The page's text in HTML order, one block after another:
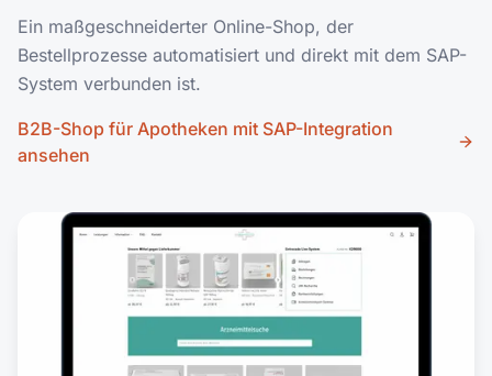
Ein maßgeschneiderter Online-Shop, der
Bestellprozesse automatisiert und direkt mit dem SAP-
System verbunden ist.
B2B-Shop für Apotheken mit SAP-Integration
ansehen